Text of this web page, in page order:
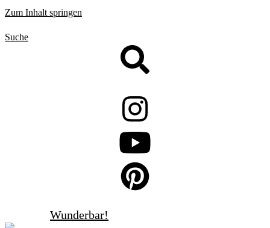
Zum Inhalt springen
Suche
Wunderbar!